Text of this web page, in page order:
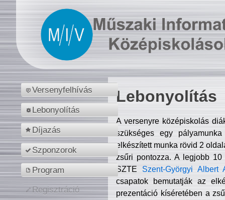
Versenyfelhívás
Lebonyolítás
Díjazás
Szponzorok
Program
Regisztráció
Lebonyolítás
A versenyre középiskolás
szükséges egy
elkészített munka rövid 2
zsűri pontozza. A legjobb
SZTE Szent-Györgyi Albert
csapatok bemutatják az
prezentáció kíséretében a